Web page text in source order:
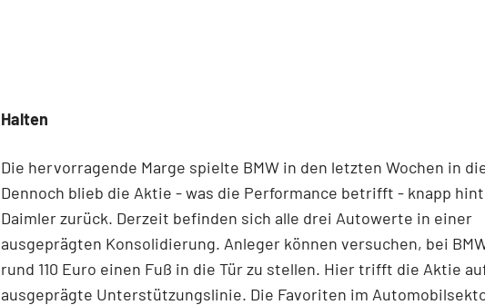
Halten
Die hervorragende Marge spielte BMW in den letzten Wochen in
Dennoch blieb die Aktie - was die Performance betrifft - knapp
Daimler zurück. Derzeit befinden sich alle drei Autowerte in einer
ausgeprägten Konsolidierung. Anleger können versuchen, bei
rund 110 Euro einen Fuß in die Tür zu stellen. Hier trifft die Aktie
ausgeprägte Unterstützungslinie. Die Favoriten im